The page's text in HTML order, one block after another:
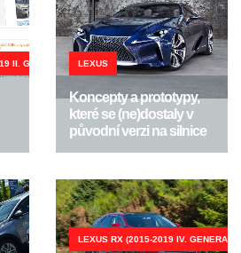
II. GENERACE) LEXUS
Koncepty a prototypy,
které se (ne)dostaly v
původní verzi na silnice
LEXUS RX (2015-2019 IV.